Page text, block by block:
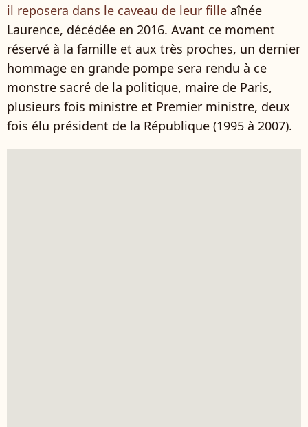
il reposera dans le caveau de leur fille aînée
Laurence, décédée en 2016. Avant ce moment
réservé à la famille et aux très proches, un dernier
hommage en grande pompe sera rendu à ce
monstre sacré de la politique, maire de Paris,
plusieurs fois ministre et Premier ministre, deux
fois élu président de la République (1995 à 2007).